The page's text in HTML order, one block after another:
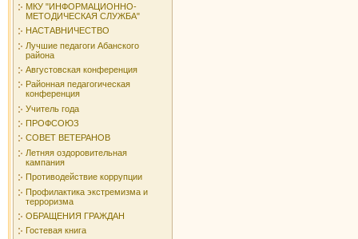
МКУ "ИНФОРМАЦИОННО-
МЕТОДИЧЕСКАЯ СЛУЖБА"
НАСТАВНИЧЕСТВО
Лучшие педагоги Абанского
района
Августовская конференция
Районная педагогическая
конференция
Учитель года
ПРОФСОЮЗ
СОВЕТ ВЕТЕРАНОВ
Летняя оздоровительная
кампания
Противодействие коррупции
Профилактика экстремизма и
терроризма
ОБРАЩЕНИЯ ГРАЖДАН
Гостевая книга